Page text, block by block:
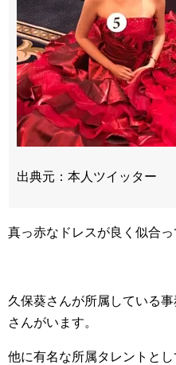
出典元：本人ツイッター
真っ赤なドレスが良く似合っ
久保葵さんが所属している事
さんがいます。
他に有名な所属タレントと